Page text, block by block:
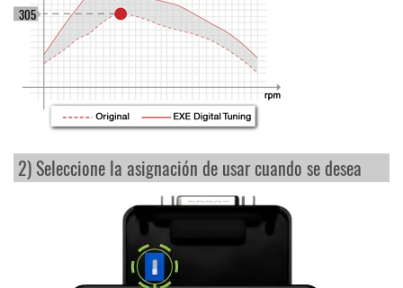
305
2) Seleccione la asignación de usar cuando se desea